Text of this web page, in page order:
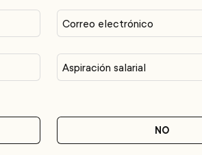
Correo electrónico
Aspiración salarial
NO